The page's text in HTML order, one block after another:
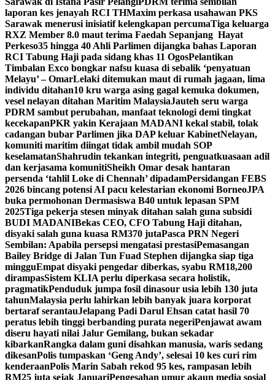
laporan kes jenayah RCI THMaxim perkasa usahawan PKS
Sarawak menerusi inisiatif kelengkapan percumaTiga keluarga
RXZ Member 8.0 maut terima Faedah Sepanjang Hayat
Perkeso35 hingga 40 Ahli Parlimen dijangka bahas Laporan
RCI Tabung Haji pada sidang khas 11 OgosPelantikan
Timbalan Exco bongkar nafsu kuasa di sebalik ‘penyatuan
Melayu’ – OmarLelaki ditemukan maut di rumah jagaan, lima
individu ditahan10 kru warga asing gagal kemuka dokumen,
vesel nelayan ditahan Maritim MalaysiaJauteh seru warga
PDRM sambut perubahan, manfaat teknologi demi tingkat
kecekapanPKR yakin Kerajaan MADANI kekal stabil, tolak
cadangan bubar Parlimen jika DAP keluar KabinetNelayan,
komuniti maritim diingat tidak ambil mudah SOP
keselamatanShahrudin tekankan integriti, penguatkuasaan adil
dan kerjasama komunitiSheikh Omar desak hantaran
persenda ‘tahlil Loke di Chennah’ dipadamPersidangan FEBS
2026 bincang potensi AI pacu kelestarian ekonomi BorneoJPA
buka permohonan Dermasiswa B40 untuk lepasan SPM
2025Tiga pekerja stesen minyak ditahan salah guna subsidi
BUDI MADANIBekas CEO, CFO Tabung Haji ditahan,
disyaki salah guna kuasa RM370 jutaPasca PRN Negeri
Sembilan: Apabila persepsi mengatasi prestasiPemasangan
Bailey Bridge di Jalan Tun Fuad Stephen dijangka siap tiga
mingguEmpat disyaki pengedar diberkas, syabu RM18,200
dirampasSistem KLIA perlu diperkasa secara holistik,
pragmatikPenduduk jumpa fosil dinasour usia lebih 130 juta
tahunMalaysia perlu lahirkan lebih banyak juara korporat
bertaraf serantauJelapang Padi Darul Ehsan catat hasil 70
peratus lebih tinggi berbanding purata negeriPenjawat awam
diseru hayati nilai Jalur Gemilang, bukan sekadar
kibarkanRangka dalam guni disahkan manusia, waris sedang
dikesanPolis tumpaskan ‘Geng Andy’, selesai 10 kes curi rim
kenderaanPolis Marin Sabah rekod 95 kes, rampasan lebih
RM25 juta sejak JanuariPengesahan umur akaun media sosial